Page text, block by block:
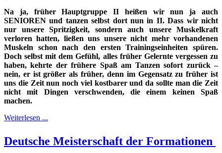
Na ja, früher Hauptgruppe II heißen wir nun ja auch
SENIOREN und tanzen selbst dort nun in II. Dass wir nicht
nur unsere Spritzigkeit, sondern auch unsere Muskelkraft
verloren hatten, ließen uns unsere nicht mehr vorhandenen
Muskeln schon nach den ersten Trainingseinheiten spüren.
Doch selbst mit dem Gefühl, alles früher Gelernte vergessen zu
haben, kehrte der frühere Spaß am Tanzen sofort zurück –
nein, er ist größer als früher, denn im Gegensatz zu früher ist
uns die Zeit nun noch viel kostbarer und da sollte man die Zeit
nicht mit Dingen verschwenden, die einem keinen Spaß
machen.
Weiterlesen ...
Deutsche Meisterschaft der Formationen 